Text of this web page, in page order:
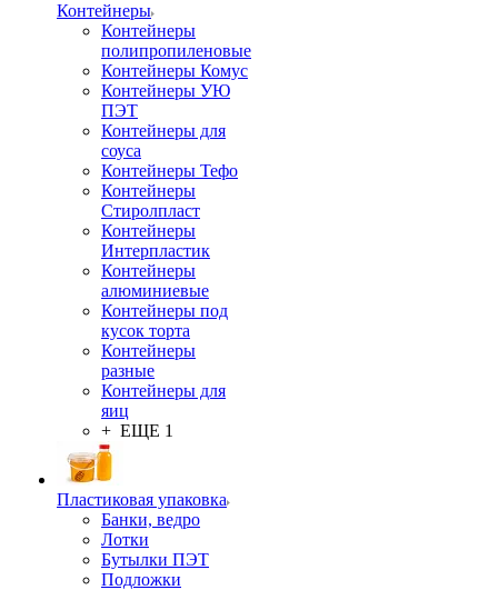
Контейнеры
Контейнеры
полипропиленовые
Контейнеры Комус
Контейнеры УЮ
ПЭТ
Контейнеры для
соуса
Контейнеры Тефо
Контейнеры
Стиролпласт
Контейнеры
Интерпластик
Контейнеры
алюминиевые
Контейнеры под
кусок торта
Контейнеры
разные
Контейнеры для
яиц
+ ЕЩЕ 1
Пластиковая упаковка
Банки, ведро
Лотки
Бутылки ПЭТ
Подложки